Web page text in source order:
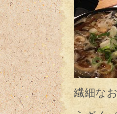
繊細な